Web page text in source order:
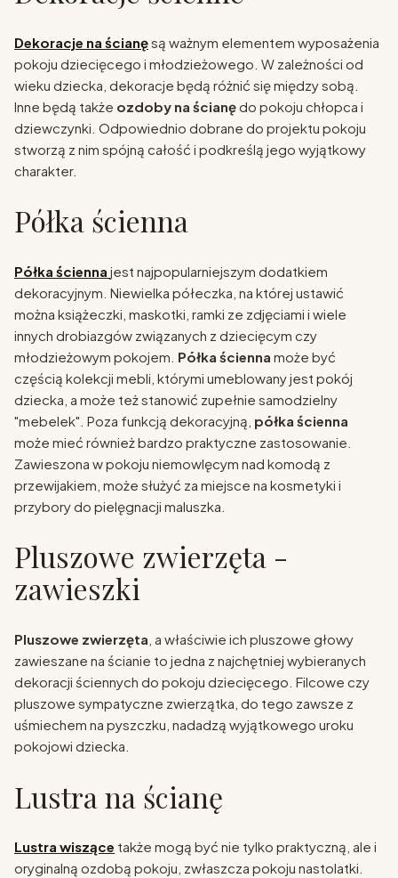
Dekoracje na ścianęsą ważnym elementem wyposażenia
pokoju dziecięcego i młodzieżowego. W zależności od
wieku dziecka, dekoracje będą różnić się między sobą.
Inne będą także ozdoby na ścianędo pokoju chłopca i
dziewczynki. Odpowiednio dobrane do projektu pokoju
stworzą z nim spójną całość i podkreślą jego wyjątkowy
charakter.
Półka ścienna
Półka ścienna jest najpopularniejszym dodatkiem
dekoracyjnym. Niewielka półeczka, na której ustawić
można książeczki, maskotki, ramki ze zdjęciami i wiele
innych drobiazgów związanych z dziecięcym czy
młodzieżowym pokojem. Półka ścienna może być
częścią kolekcji mebli, którymi umeblowany jest pokój
dziecka, a może też stanowić zupełnie samodzielny
"mebelek". Poza funkcją dekoracyjną, półka ścienna
może mieć również bardzo praktyczne zastosowanie.
Zawieszona w pokoju niemowlęcym nad komodą z
przewijakiem, może służyć za miejsce na kosmetyki i
przybory do pielęgnacji maluszka.
Pluszowe zwierzęta -
zawieszki
Pluszowe zwierzęta , a właściwie ich pluszowe głowy
zawieszane na ścianie to jedna z najchętniej wybieranych
dekoracji ściennych do pokoju dziecięcego. Filcowe czy
pluszowe sympatyczne zwierzątka, do tego zawsze z
uśmiechem na pyszczku, nadadzą wyjątkowego uroku
pokojowi dziecka.
Lustra na ścianę
Lustra wiszące także mogą być nie tylko praktyczną, ale i
oryginalną ozdobą pokoju, zwłaszcza pokoju nastolatki.